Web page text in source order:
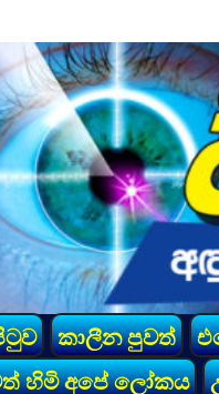
කාලීන පුවත්
හිමි අපේ ලෝකය